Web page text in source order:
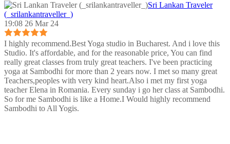
Sri Lankan Traveler
(_srilankantraveller_)
19:08 26 Mar 24
I highly recommend.Best Yoga studio in Bucharest. And i love this
Studio. It's affordable, and for the reasonable price, You can find
really great classes from truly great teachers. I've been practicing
yoga at Sambodhi for more than 2 years now. I met so many great
Teachers,peoples with very kind heart.Also i met my first yoga
teacher Elena in Romania. Every sunday i go her class at Sambodhi.
So for me Sambodhi is like a Home.I Would highly recommend
Sambodhi to All Yogis.